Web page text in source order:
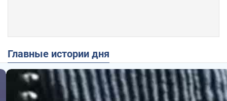
Главные истории дня